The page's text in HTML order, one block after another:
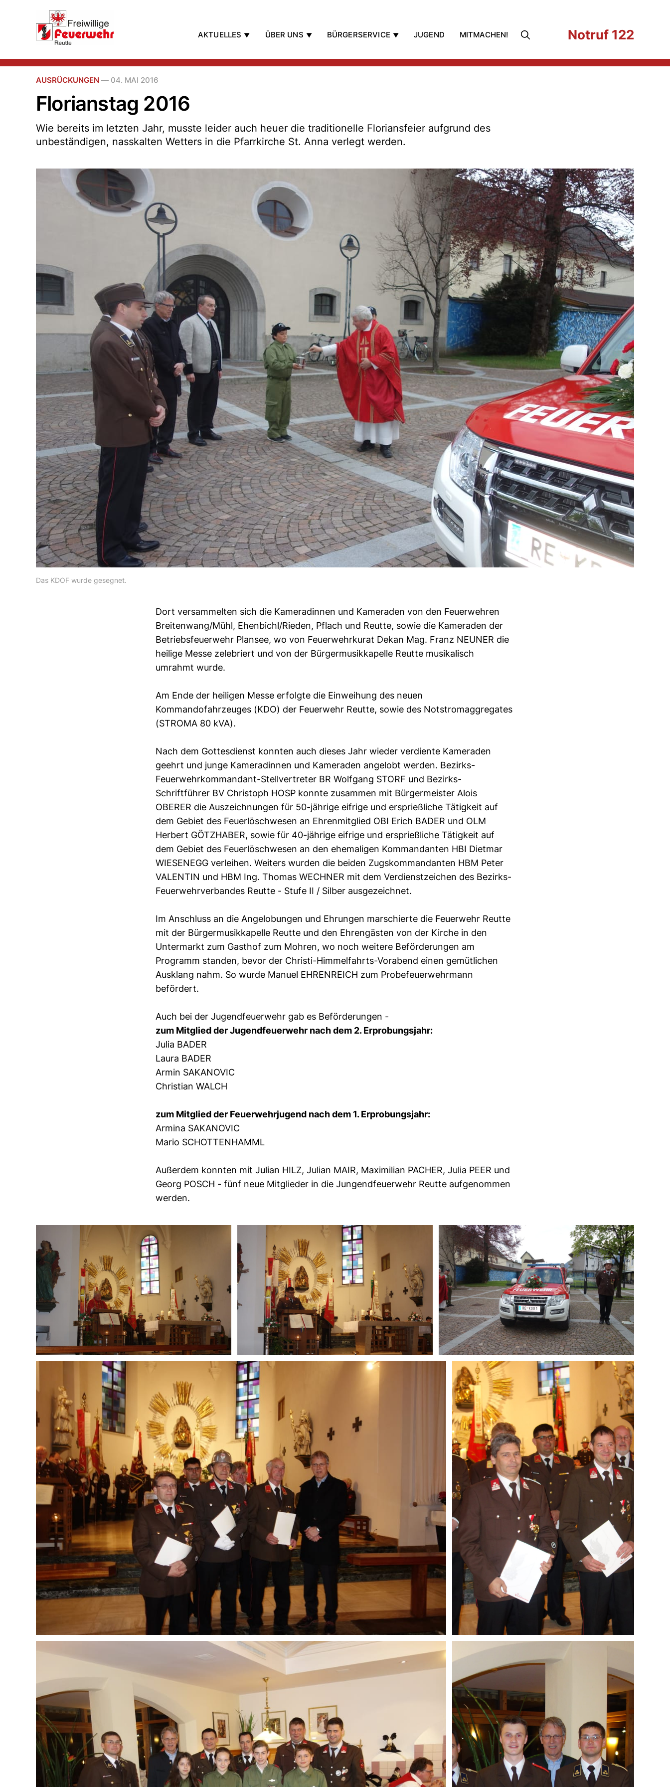
AKTUELLES ÜBER UNS BÜRGERSERVICE JUGEND MITMACHEN! Notruf 122
AUSRÜCKUNGEN — 04. MAI 2016
Florianstag 2016
Wie bereits im letzten Jahr, musste leider auch heuer die traditionelle Floriansfeier aufgrund des
unbeständigen, nasskalten Wetters in die Pfarrkirche St. Anna verlegt werden.
Das KDOF wurde gesegnet.
Dort versammelten sich die Kameradinnen und Kameraden von den Feuerwehren
Breitenwang/Mühl, Ehenbichl/Rieden, Pflach und Reutte, sowie die Kameraden der
Betriebsfeuerwehr Plansee, wo von Feuerwehrkurat Dekan Mag. Franz NEUNER die
heilige Messe zelebriert und von der Bürgermusikkapelle Reutte musikalisch
umrahmt wurde.
Am Ende der heiligen Messe erfolgte die Einweihung des neuen
Kommandofahrzeuges (KDO) der Feuerwehr Reutte, sowie des Notstromaggregates
(STROMA 80 kVA).
Nach dem Gottesdienst konnten auch dieses Jahr wieder verdiente Kameraden
geehrt und junge Kameradinnen und Kameraden angelobt werden. Bezirks-
Feuerwehrkommandant-Stellvertreter BR Wolfgang STORF und Bezirks-
Schriftführer BV Christoph HOSP konnte zusammen mit Bürgermeister Alois
OBERER die Auszeichnungen für 50-jährige eifrige und ersprießliche Tätigkeit auf
dem Gebiet des Feuerlöschwesen an Ehrenmitglied OBI Erich BADER und OLM
Herbert GÖTZHABER, sowie für 40-jährige eifrige und ersprießliche Tätigkeit auf
dem Gebiet des Feuerlöschwesen an den ehemaligen Kommandanten HBI Dietmar
WIESENEGG verleihen. Weiters wurden die beiden Zugskommandanten HBM Peter
VALENTIN und HBM Ing. Thomas WECHNER mit dem Verdienstzeichen des Bezirks-
Feuerwehrverbandes Reutte - Stufe II / Silber ausgezeichnet.
Im Anschluss an die Angelobungen und Ehrungen marschierte die Feuerwehr Reutte
mit der Bürgermusikkapelle Reutte und den Ehrengästen von der Kirche in den
Untermarkt zum Gasthof zum Mohren, wo noch weitere Beförderungen am
Programm standen, bevor der Christi-Himmelfahrts-Vorabend einen gemütlichen
Ausklang nahm. So wurde Manuel EHRENREICH zum Probefeuerwehrmann
befördert.
Auch bei der Jugendfeuerwehr gab es Beförderungen -
zum Mitglied der Jugendfeuerwehr nach dem 2. Erprobungsjahr:
Julia BADER
Laura BADER
Armin SAKANOVIC
Christian WALCH
zum Mitglied der Feuerwehrjugend nach dem 1. Erprobungsjahr:
Armina SAKANOVIC
Mario SCHOTTENHAMML
Außerdem konnten mit Julian HILZ, Julian MAIR, Maximilian PACHER, Julia PEER und
Georg POSCH - fünf neue Mitglieder in die Jungendfeuerwehr Reutte aufgenommen
werden.